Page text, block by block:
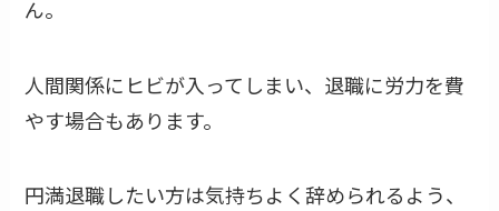
ん。
人間関係にヒビが入ってしまい、退職に労力を費
やす場合もあります。
円満退職したい方は気持ちよく辞められるよう、